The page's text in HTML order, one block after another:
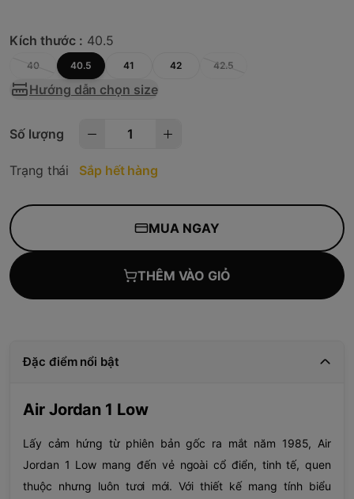
Kích thước : 40.5
40 40.5 41 42 42.5
Hướng dẫn chọn size
Số lượng
Trạng thái Sắp hết hàng
MUA NGAY
THÊM VÀO GIỎ
Đặc điểm nổi bật
Air Jordan 1 Low
Lấy cảm hứng từ phiên bản gốc ra mắt năm 1985, Air
Jordan 1 Low mang đến vẻ ngoài cổ điển, tinh tế, quen
thuộc nhưng luôn tươi mới. Với thiết kế mang tính biểu